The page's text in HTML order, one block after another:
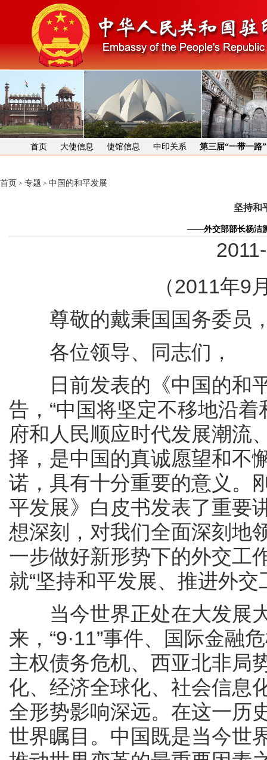
首页 大使信息 使馆信息 中印关系 第三届“一带一路
首页 > 专题 > 中国的和平发展
坚持和
——外交部部长杨洁
（2011年9月
尊敬的戴秉国国务委员
各位领导、同志们，
日前发表的《中国的和平
告，“中国将坚定不移地沿
府和人民顺应时代发展潮流
择，是中国的真诚愿望和不
诺，具有十分重要的意义。
平发展》白皮书发表了重要
想深刻，对我们全面深刻地
一步做好新形势下的外交工
就“坚持和平发展、推进外交
当今世界正处在大发展大
来，“9·11”事件、国际金融
主权债务危机、西亚北非局
化、经济全球化、社会信息
全形势影响深远。在这一历
世界瞩目。中国既是当今世